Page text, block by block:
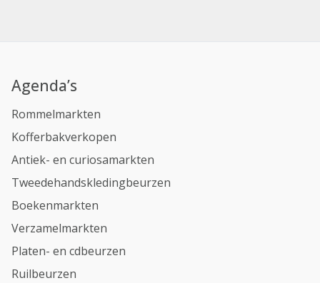
Agenda’s
Rommelmarkten
Kofferbakverkopen
Antiek- en curiosamarkten
Tweedehandskledingbeurzen
Boekenmarkten
Verzamelmarkten
Platen- en cdbeurzen
Ruilbeurzen